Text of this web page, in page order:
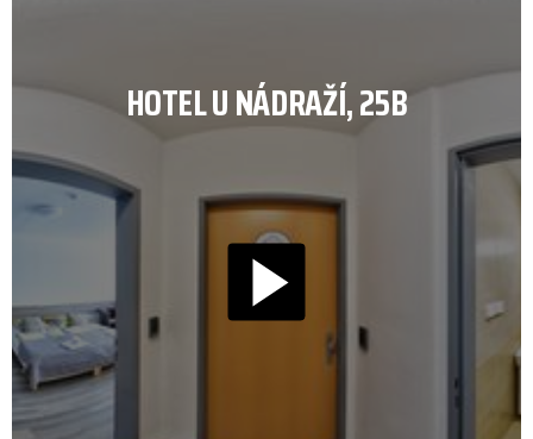
HOTEL U NÁDRAŽÍ, 25B